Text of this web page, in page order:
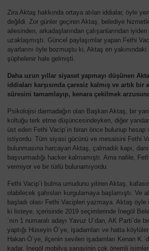
Zira Aktaş hakkında ortaya atılan iddialar, öyle
değildi. Zor günler geçiren Aktaş, belediye
ailesinden, arkadaşlarından çalışanlarından
uzaklaşmıştı. Güncel paylaşımlar yapan Fethi
ayarlarını öyle bozmuştu ki, Aktaş en
şüphelenir hale gelmişti.
Daha uzun yıllar siyaset yapmayı düşünen
iddiaları karşısında çaresiz kalmış ve artık bir
süresini tamamlayıp, kenara çekilmek
Psikolojisi darmadağın olan Başkan Aktaş, bir
koltuğu terk etme düşüncesindeyken, diğer
üst eden Fethi Vacip´in biran önce bulunup hesap
istiyordu. Tüm siyasi gücünü ve mesaisini Fethi
bulunmasına harcayan Aktaş, çalmadık kapı,
başvurmadığı hacker kalmamıştı. Ama nafile,
vermiyor ve bir türlü bulunamıyordu.
Fethi Vacip´i bulma umudunu yitiren Aktaş,
olabilecek şahısları kurgulamaya başlamıştı. Ve
başladı olası Fethi Vacipleri yazmaya. Aktaş öyle
ki listeye, içerisinde 2019 seçimlerinde İnegöl
´nın 1 numaralı adayı Yavuz U´dan, AK Parti´de
yaptığı Hüseyin Ö´ye, işadamları ve hatta
Hakan Ö´ye, ilçenin sevilen işadamları Kenan
kadar, İnegöl mobilya sanayinin çok önemli